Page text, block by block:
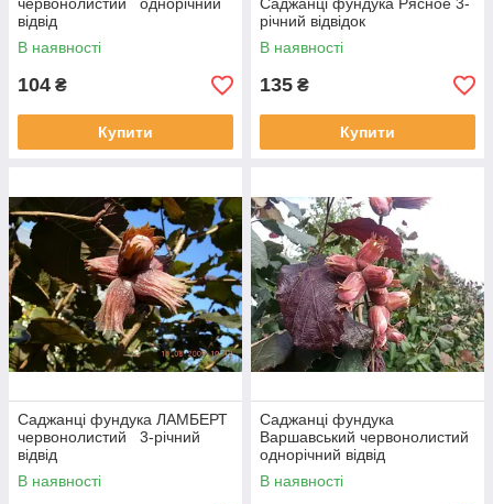
червонолистий однорічний
відвід
В наявності
104 ₴
Купити
Саджанці фундука Рясное 3-
річний відвідок
В наявності
135 ₴
Купити
Саджанці фундука ЛАМБЕРТ
червонолистий 3-річний
відвід
В наявності
Саджанці фундука
Варшавський червонолистий
однорічний відвід
В наявності